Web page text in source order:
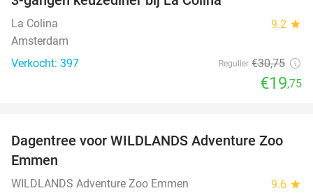
La Colina 9.2 star
Amsterdam
Verkocht: 397
Regulier €30,75
€19,75
24%
Dagentree voor WILDLANDS Adventure Zoo
Emmen
WILDLANDS Adventure Zoo Emmen 9.6 star